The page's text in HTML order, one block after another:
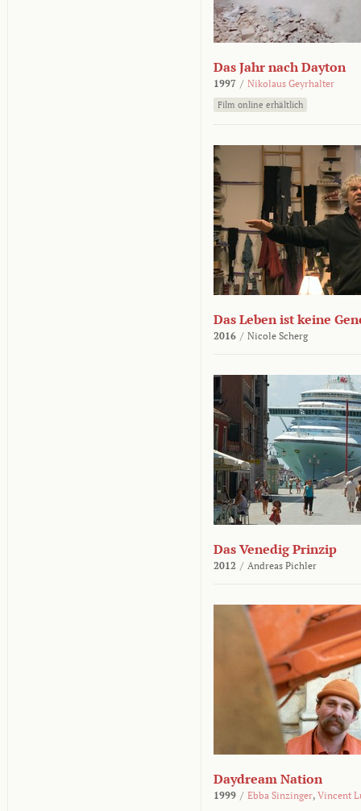
Das Jahr nach Dayton
1997 / Nikolaus Geyrhalter
Film online erhältlich
Das Leben ist keine
2016 / Nicole Scherg
Das Venedig Prinzip
2012 / Andreas Pichler
Daydream Nation
1999 / Ebba Sinzinger, Vincent